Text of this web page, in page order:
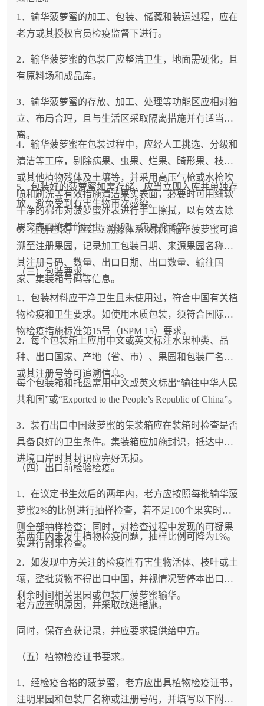
1．输华菠萝蜜的加工、包装、储藏和装运过程，应在
老方或其授权官员检疫监督下进行。
2．输华菠萝蜜的包装厂应整洁卫生，地面需硬化，且
有原料场和成品库。
3．输华菠萝蜜的存放、加工、处理等功能区应相对独
立、布局合理，且与生活区采取隔离措施并有适当距
离。
4．输华菠萝蜜在包装过程中，应经人工挑选、分级和
清洁等工序，剔除病果、虫果、烂果、畸形果、枝叶
或其他植物残体及土壤等，并采用高压气枪或水枪吹
喷和刷洗等有效措施清洁果实表面，必要时可用细软
干净的棉布对菠萝蜜外表进行手工擦拭，以有效去除
果实表面附着的昆虫、虫卵、病原孢子等。
5．包装好的菠萝蜜如需存储，应当立即入库并单独存
放，避免受到有害生物再次感染。
6．注册包装厂应建立溯源体系以保证输华菠萝蜜可追
溯至注册果园，记录加工包装日期、来源果园名称或
其注册号码、数量、出口日期、出口数量、输往国
家、集装箱号码等信息。
（三）包装要求。
1．包装材料应干净卫生且未使用过，符合中国有关植
物检疫和卫生要求。如使用木质包装，须符合国际植
物检疫措施标准第15号（ISPM 15）要求。
2．每个包装箱上应用中文或英文标注水果种类、品
种、出口国家、产地（省、市）、果园和包装厂名称
或其注册号等可追溯信息。
每个包装箱和托盘需用中文或英文标出“输往中华人民
共和国”或“Exported to the People’s Republic of China”。
3．装有出口中国菠萝蜜的集装箱应在装箱时检查是否
具备良好的卫生条件。集装箱应加施封识，抵达中国
进境口岸时其封识应完好无损。
（四）出口前检验检疫。
1．在议定书生效后的两年内，老方应按照每批输华菠
萝蜜2%的比例进行抽样检查，若不足100个果实时，
则全部抽样检查；同时，对检查过程中发现的可疑果
实进行剖果检查。
若两年内未发生植物检疫问题，抽样比例可降为1%。
2．如发现中方关注的检疫性有害生物活体、枝叶或土
壤，整批货物不得出口中国，并视情况暂停本出口季
剩余时间相关果园或包装厂菠萝蜜输华。
老方应查明原因，并采取改进措施。
同时，保存查获记录，并应要求提供给中方。
（五）植物检疫证书要求。
1．经检疫合格的菠萝蜜，老方应出具植物检疫证书，
注明果园和包装厂名称或注册号码，并填写以下附加